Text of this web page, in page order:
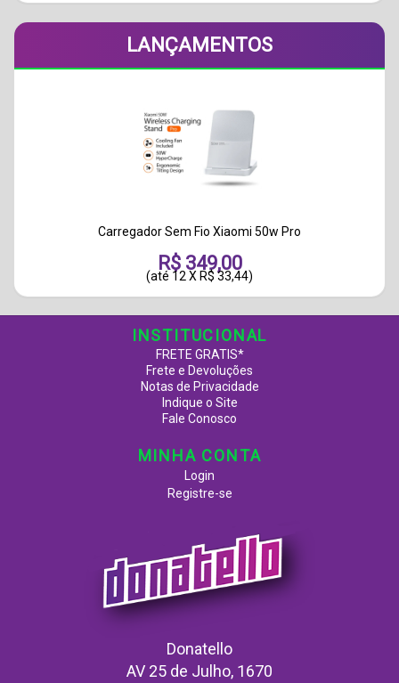
LANÇAMENTOS
Carregador Sem Fio Xiaomi 50w Pro
R$ 349,00
(até 12 X R$ 33,44)
INSTITUCIONAL
FRETE GRATIS*
Frete e Devoluções
Notas de Privacidade
Indique o Site
Fale Conosco
MINHA CONTA
Login
Registre-se
Donatello
AV 25 de Julho, 1670